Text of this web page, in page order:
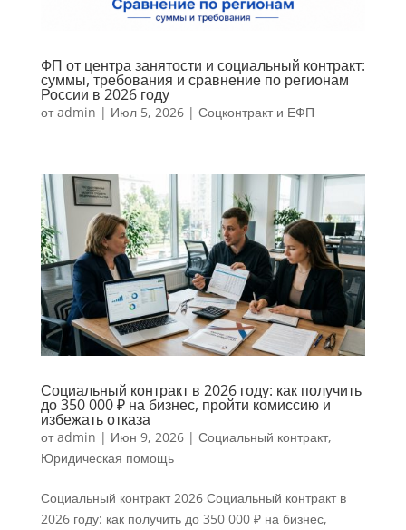
ФП от центра занятости и социальный контракт:
суммы, требования и сравнение по регионам
России в 2026 году
отadmin | Июл 5, 2026| Соцконтракт и ЕФП
Социальный контракт в 2026 году: как получить
до 350 000 ₽ на бизнес, пройти комиссию и
избежать отказа
отadmin | Июн 9, 2026| Социальный контракт,
Юридическая помощь
Социальный контракт 2026 Социальный контракт в
2026 году: как получить до 350 000 ₽ на бизнес,